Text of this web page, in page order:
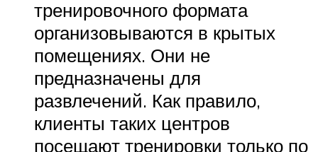
тренировочного формата
организовываются в крытых
помещениях. Они не
предназначены для
развлечений. Как правило,
клиенты таких центров
посещают тренировки только по